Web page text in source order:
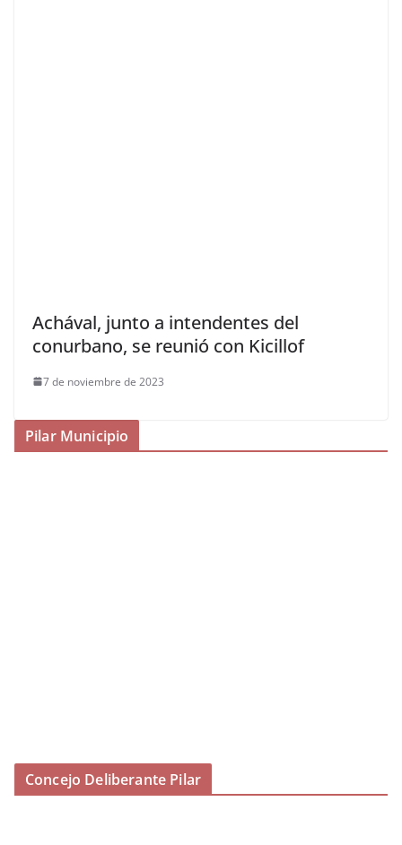
Achával, junto a intendentes del
conurbano, se reunió con Kicillof
7 de noviembre de 2023
Pilar Municipio
Concejo Deliberante Pilar